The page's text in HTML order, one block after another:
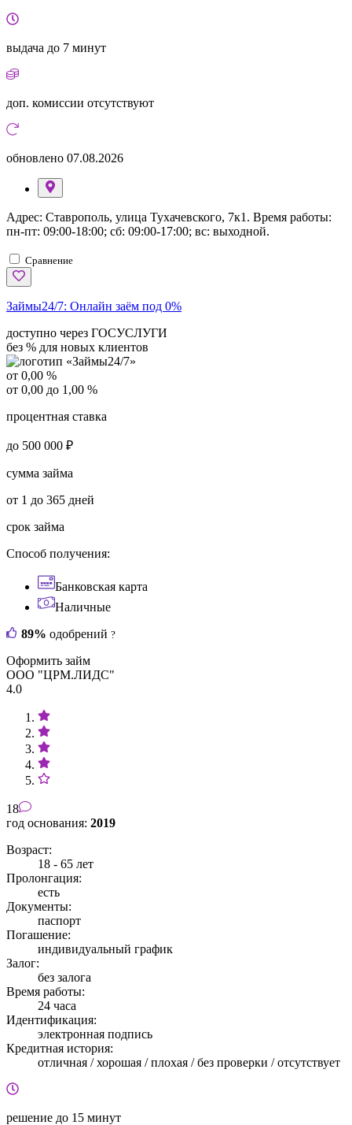
выдача до 7 минут
доп. комиссии отсутствуют
обновлено 07.08.2026
Адрес: Ставрополь, улица Тухачевского, 7к1. Время работы:
пн-пт: 09:00-18:00; сб: 09:00-17:00; вс: выходной.
Сравнение
Займы24/7: Онлайн заём под 0%
доступно через ГОСУСЛУГИ
без % для новых клиентов
от 0,00 %
от 0,00 до 1,00 %
процентная ставка
до 500 000 ₽
сумма займа
от 1 до 365 дней
срок займа
Способ получения:
Банковская карта
Наличные
89% одобрений ?
Оформить займ
ООО "ЦРМ.ЛИДС"
4.0
18
год основания: 2019
Возраст:
18 - 65 лет
Пролонгация:
есть
Документы:
паспорт
Погашение:
индивидуальный график
Залог:
без залога
Время работы:
24 часа
Идентификация:
электронная подпись
Кредитная история:
отличная / хорошая / плохая / без проверки / отсутствует
решение до 15 минут